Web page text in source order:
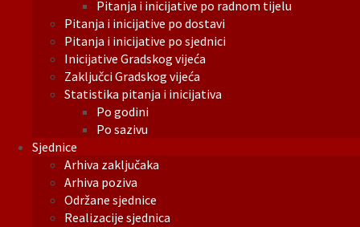
Pitanja i inicijative po radnom tijelu
Pitanja i inicijative po dostavi
Pitanja i inicijative po sjednici
Inicijative Gradskog vijeća
Zaključci Gradskog vijeća
Statistika pitanja i inicijativa
Po godini
Po sazivu
Sjednice
Arhiva zaključaka
Arhiva poziva
Održane sjednice
Realizacije sjednica